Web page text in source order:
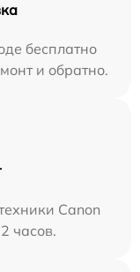
бесплатно
и обратно.
Canon
часов.